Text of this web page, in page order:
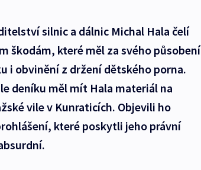
silnic a dálnic Michal Hala čelí
škodám, které měl za svého působení
i obvinění z držení dětského porna.
deníku měl mít Hala materiál na
vile v Kunraticích. Objevili ho
které poskytli jeho právní